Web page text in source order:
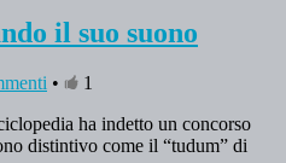
il suo suono
•
1
ha indetto un concorso
distintivo come il “tudum” di